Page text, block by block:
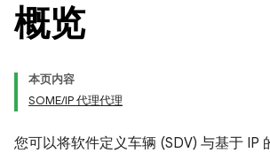
概览
本页内容
SOME/IP 代理代理
您可以将软件定义车辆 (SDV) 与基于 IP